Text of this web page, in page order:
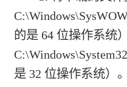
的是 64 位操作系统
是 32 位操作系统）。